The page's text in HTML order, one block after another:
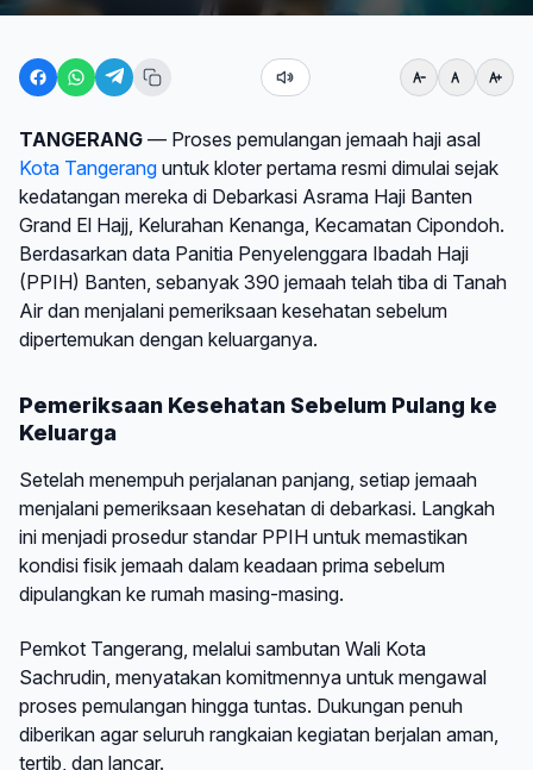
TANGERANG — Proses pemulangan jemaah haji asal
Kota Tangerang untuk kloter pertama resmi dimulai sejak
kedatangan mereka di Debarkasi Asrama Haji Banten
Grand El Hajj, Kelurahan Kenanga, Kecamatan Cipondoh.
Berdasarkan data Panitia Penyelenggara Ibadah Haji
(PPIH) Banten, sebanyak 390 jemaah telah tiba di Tanah
Air dan menjalani pemeriksaan kesehatan sebelum
dipertemukan dengan keluarganya.
Pemeriksaan Kesehatan Sebelum Pulang ke
Keluarga
Setelah menempuh perjalanan panjang, setiap jemaah
menjalani pemeriksaan kesehatan di debarkasi. Langkah
ini menjadi prosedur standar PPIH untuk memastikan
kondisi fisik jemaah dalam keadaan prima sebelum
dipulangkan ke rumah masing-masing.
Pemkot Tangerang, melalui sambutan Wali Kota
Sachrudin, menyatakan komitmennya untuk mengawal
proses pemulangan hingga tuntas. Dukungan penuh
diberikan agar seluruh rangkaian kegiatan berjalan aman,
tertib, dan lancar.